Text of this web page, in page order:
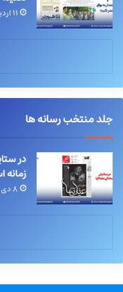
۱۱ اردیبهشت, ۱۴۰۴
جلد منتخب رسانه ها
در
۸ دی, ۱۴۰۴